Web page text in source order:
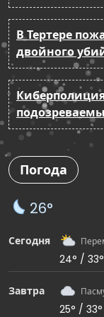
В Тертере
двойного
Погода
26°
Сегодня
24° / 33°
Завтра
25° / 33°